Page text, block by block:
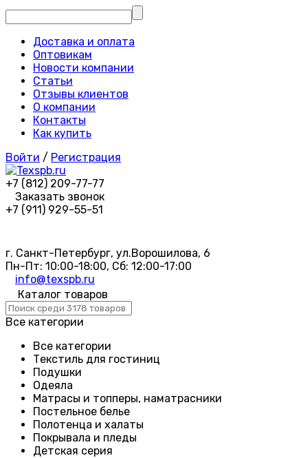
Доставка и оплата
Оптовикам
Новости компании
Статьи
Отзывы клиентов
О компании
Контакты
Как купить
Войти / Регистрация
+7 (812) 209-77-77
Заказать звонок
+7 (911) 929-55-51
г. Санкт-Петербург, ул.Ворошилова, 6
Пн-Пт: 10:00-18:00, Сб: 12:00-17:00
info@texspb.ru
Каталог товаров
Все категории
Все категории
Текстиль для гостиниц
Подушки
Одеяла
Матрасы и топперы, наматрасники
Постельное белье
Полотенца и халаты
Покрывала и пледы
Детская серия